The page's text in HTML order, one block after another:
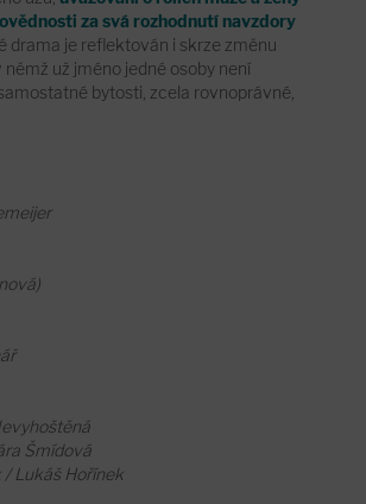
za svá rozhodnutí navzdory
drama je reflektován i skrze změnu
už jméno jedné osoby není
bytosti, zcela rovnoprávné,
Šmídová
Lukáš Hořínek